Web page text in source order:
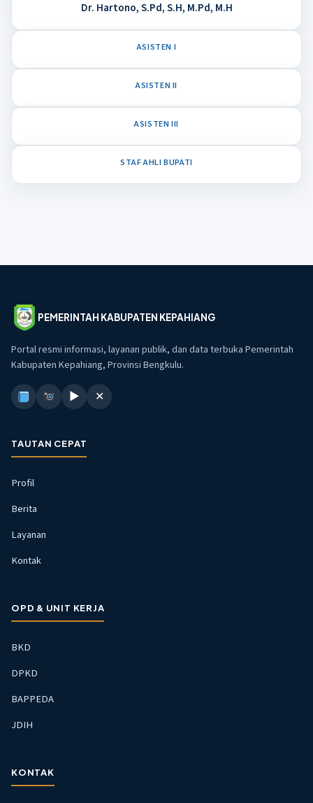
Dr. Hartono, S.Pd, S.H, M.Pd, M.H
ASISTEN I
ASISTEN II
ASISTEN III
STAF AHLI BUPATI
PEMERINTAH KABUPATEN KEPAHIANG
Portal resmi informasi, layanan publik, dan data terbuka Pemerintah
Kabupaten Kepahiang, Provinsi Bengkulu.
▶ ✕
TAUTAN CEPAT
Profil
Berita
Layanan
Kontak
OPD & UNIT KERJA
BKD
DPKD
BAPPEDA
JDIH
KONTAK